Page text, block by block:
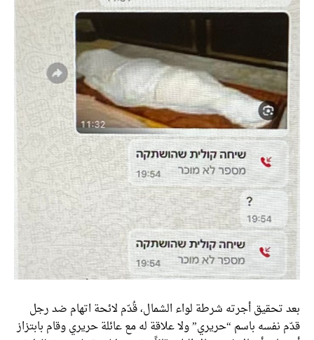
بعد تحقيق أجرته شرطة لواء الشمال، قُدّم لائحة اتهام ضد رجل
قدّم نفسه باسم “حريري” ولا علاقة له مع عائلة حريري وقام بابتزاز